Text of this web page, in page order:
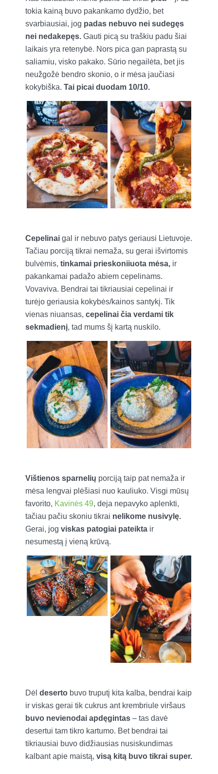
tokia kainą buvo pakankamo dydžio, bet
svarbiausiai, jog padas nebuvo nei sudegęs
nei nedakepęs. Gauti picą su traškiu padu šiai
laikais yra retenybė. Nors pica gan paprastą su
saliamiu, visko pakako. Sūrio negailėta, bet jis
neužgožė bendro skonio, o ir mėsa jaučiasi
kokybiška. Tai picai duodam 10/10.
Cepelinai gal ir nebuvo patys geriausi Lietuvoje.
Tačiau porciją tikrai nemaža, su gerai išvirtomis
bulvėmis, tinkamai prieskoniiuota mėsa, ir
pakankamai padažo abiem cepelinams.
Vovaviva. Bendrai tai tikriausiai cepelinai ir
turėjo geriausia kokybės/kainos santykį. Tik
vienas niuansas, cepelinai čia verdami tik
sekmadienį, tad mums šį kartą nuskilo.
Vištienos sparnelių porciją taip pat nemaža ir
mėsa lengvai plėšiasi nuo kauliuko. Visgi mūsų
favorito, Kavinės 49, deja nepavyko aplenkti,
tačiau pačiu skoniu tikrai nelikome nusivylę.
Gerai, jog viskas patogiai pateikta ir
nesumestą į vieną krūvą.
Dėl deserto buvo truputį kita kalba, bendrai kaip
ir viskas gerai tik cukrus ant krembriule viršaus
buvo nevienodai apdęgintas – tas davė
desertui tam tikro kartumo. Bet bendrai tai
tikriausiai buvo didžiausias nusiskundimas
kalbant apie maistą, visą kitą buvo tikrai super.